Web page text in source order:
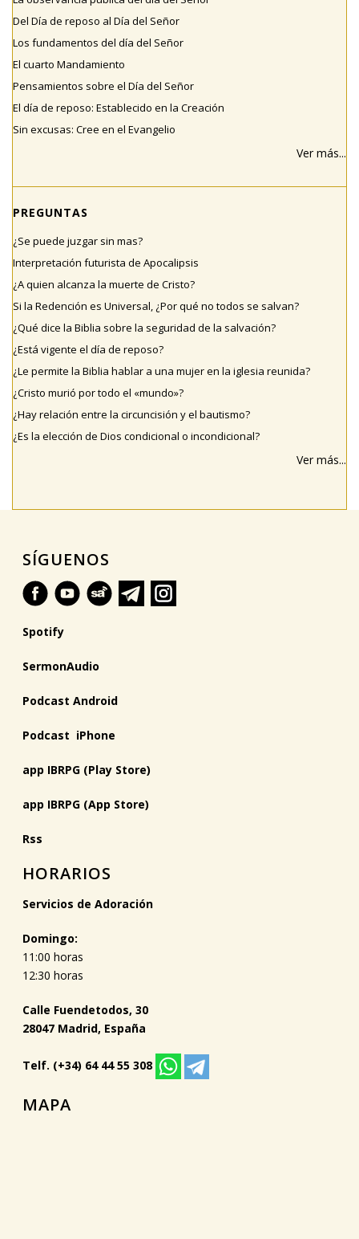
Del Día de reposo al Día del Señor
Los fundamentos del día del Señor
El cuarto Mandamiento
Pensamientos sobre el Día del Señor
El día de reposo: Establecido en la Creación
Sin excusas: Cree en el Evangelio
Ver más...
PREGUNTAS
¿Se puede juzgar sin mas?
Interpretación futurista de Apocalipsis
¿A quien alcanza la muerte de Cristo?
Si la Redención es Universal, ¿Por qué no todos se salvan?
¿Qué dice la Biblia sobre la seguridad de la salvación?
¿Está vigente el día de reposo?
¿Le permite la Biblia hablar a una mujer en la iglesia reunida?
¿Cristo murió por todo el «mundo»?
¿Hay relación entre la circuncisión y el bautismo?
¿Es la elección de Dios condicional o incondicional?
Ver más...
SÍGUENOS
Spotify
SermonAudio
Podcast Android
Podcast iPhone
app IBRPG (Play Store)
app IBRPG (App Store)
Rss
HORARIOS
Servicios de Adoración
Domingo:
11:00 horas
12:30 horas
Calle Fuendetodos, 30
28047 Madrid, España
Telf. (+34) 64 44 55 308
MAPA